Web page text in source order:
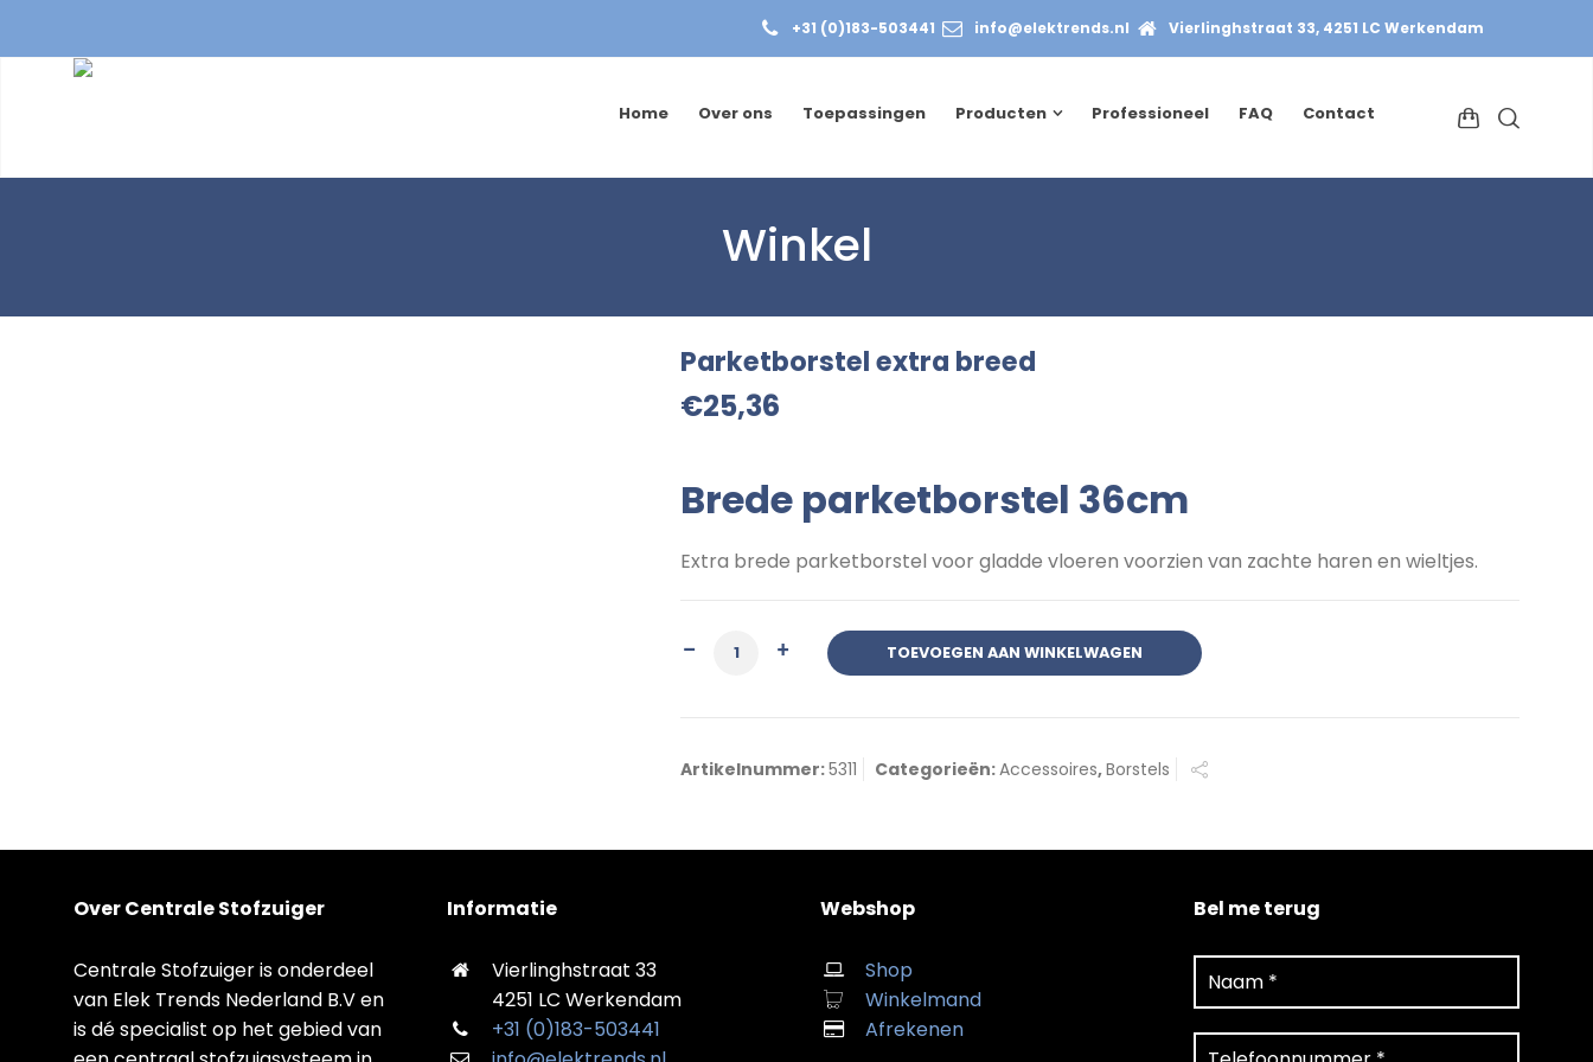
+31 (0)183-503441 info@elektrends.nl Vierlinghstraat 33, 4251 LC Werkendam
Home Over ons Toepassingen Producten Professioneel FAQ Contact
Winkel
Parketborstel extra breed
€25,36
Brede parketborstel 36cm
Extra brede parketborstel voor gladde vloeren voorzien van zachte haren en wieltjes.
Parketborstel extra breed aantal
TOEVOEGEN AAN WINKELWAGEN
Artikelnummer:5311 Categorieën:Accessoires,Borstels
Over Centrale Stofzuiger
Centrale Stofzuiger is onderdeel
van Elek Trends Nederland B.V en
is dé specialist op het gebied van
Informatie
Vierlinghstraat 33
4251 LC Werkendam
+31 (0)183-503441
Webshop
Shop
Winkelmand
Afrekenen
Bel me terug